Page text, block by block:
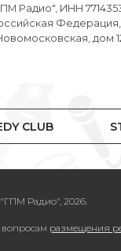
Радио", ИНН
Федерация,
дом
CLUB
Радио", 2026.
размещения